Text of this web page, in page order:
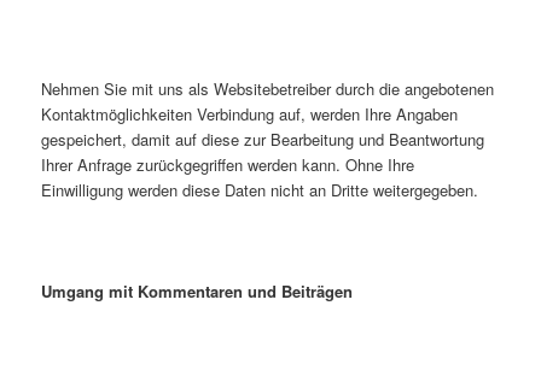
Nehmen Sie mit uns als Websitebetreiber durch die angebotenen
Kontaktmöglichkeiten Verbindung auf, werden Ihre Angaben
gespeichert, damit auf diese zur Bearbeitung und Beantwortung
Ihrer Anfrage zurückgegriffen werden kann. Ohne Ihre
Einwilligung werden diese Daten nicht an Dritte weitergegeben.
Umgang mit Kommentaren und Beiträgen